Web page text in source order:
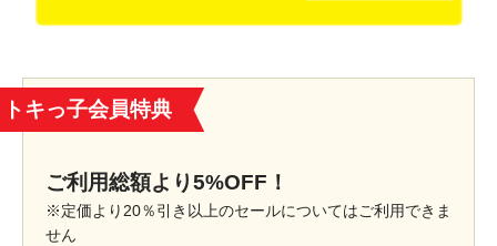
トキっ子会員特典
ご利用総額より5%OFF！
※定価より20％引き以上のセールについてはご利用できま
せん